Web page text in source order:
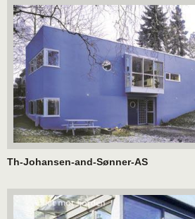
Th-Johansen-and-Sønner-AS